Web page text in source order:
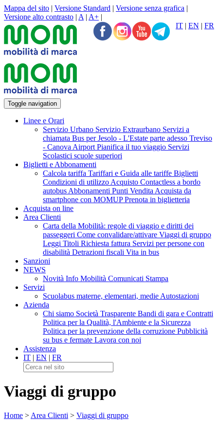
Mappa del sito | Versione Standard | Versione senza grafica |
Versione alto contrasto | A | A+ |
IT | EN | FR
Toggle navigation
Linee e Orari
Servizio Urbano Servizio Extraurbano Servizi a
chiamata Bus per Jesolo - L'Estate parte adesso Treviso
- Canova Airport Pianifica il tuo viaggio Servizi
Scolastici scuole superiori
Biglietti e Abbonamenti
Calcola tariffa Tariffari e Guida alle tariffe Biglietti
Condizioni di utilizzo Acquisto Contactless a bordo
autobus Abbonamenti Punti Vendita Acquista da
smartphone con MOMUPPrenota in biglietteria
Acquista on line
Area Clienti
Carta della Mobilità: regole di viaggio e diritti dei
passeggeri Come convalidare/attivare Viaggi di gruppo
Leggi Titoli Richiesta fattura Servizi per persone con
disabilità Detrazioni fiscali Vita in bus
Sanzioni
NEWS
Novità Info Mobilità Comunicati Stampa
Servizi
Scuolabus materne, elementari, medie Autostazioni
Azienda
Chi siamo Società Trasparente Bandi di gara e Contratti
Politica per la Qualità, l'Ambiente e la Sicurezza
Politica per la prevenzione della corruzione Pubblicità
su bus e fermate Lavora con noi
Assistenza
IT | EN | FR
Viaggi di gruppo
Home > Area Clienti > Viaggi di gruppo